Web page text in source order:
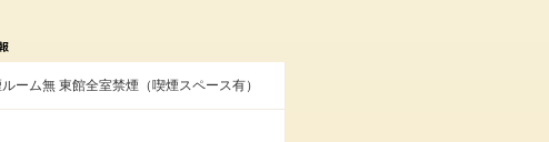
ーム無 東館全室禁煙（喫煙スペース有）